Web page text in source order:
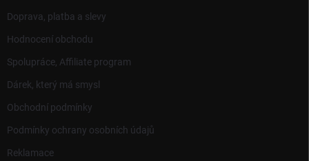
Doprava, platba a slevy
Hodnocení obchodu
Spolupráce, Affiliate program
Dárek, který má smysl
Obchodní podmínky
Podmínky ochrany osobních údajů
Reklamace